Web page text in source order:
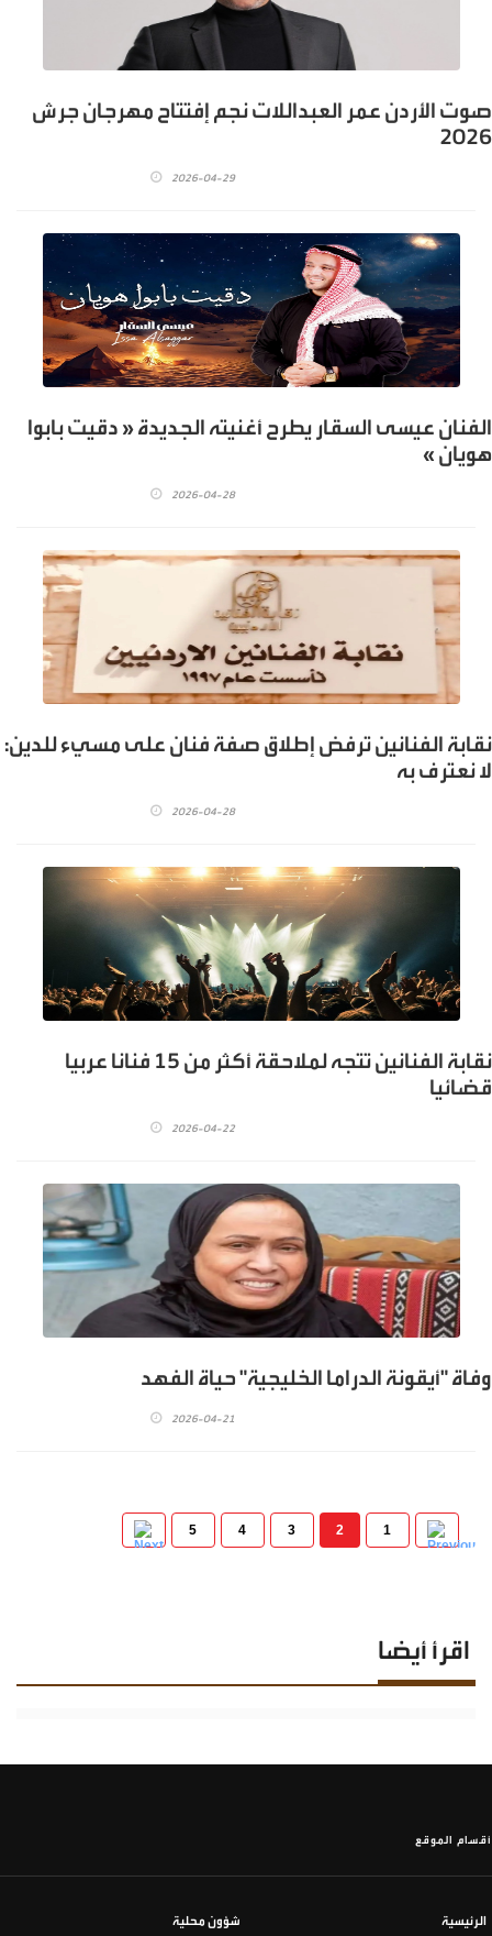
صوت الأردن عمر العبداللات نجم إفتتاح مهرجان جرش
2026
2026-04-29
الفنان عيسى السقار يطرح أغنيته الجديدة « دقيت بابوا
هويان »
2026-04-28
نقابة الفنانين ترفض إطلاق صفة فنان على مسيء للدين:
لا نعترف به
2026-04-28
نقابة الفنانين تتجه لملاحقة أكثر من 15 فنانا عربيا
قضائيا
2026-04-22
وفاة "أيقونة الدراما الخليجية" حياة الفهد
2026-04-21
1
2
3
4
5
اقرأ أيضا
أقسام الموقع
الرئيسية شؤون محلية